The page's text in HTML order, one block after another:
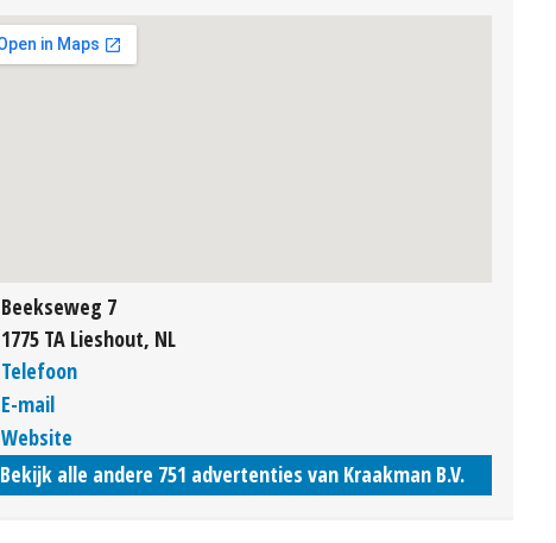
Beekseweg 7
1775 TA Lieshout, NL
Telefoon
E-mail
Website
Bekijk alle andere 751 advertenties van Kraakman B.V.